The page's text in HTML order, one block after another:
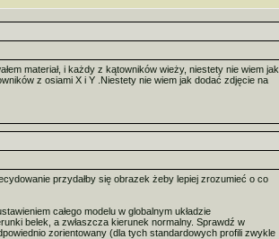
materiał, i każdy z kątowników wieży, niestety nie wiem jak
z osiami X i Y .Niestety nie wiem jak dodać zdjęcie na
przydałby się obrazek żeby lepiej zrozumieć o co
całego modelu w globalnym układzie
belek, a zwłaszcza kierunek normalny. Sprawdź w
zorientowany (dla tych standardowych profili zwykle